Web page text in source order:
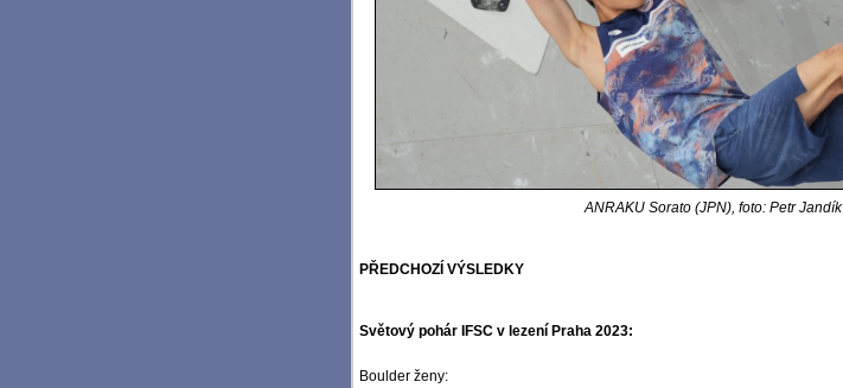
ANRAKU Sorato (JPN), foto: Petr Jandík
PŘEDCHOZÍ VÝSLEDKY
Světový pohár IFSC v lezení Praha 2023:
Boulder ženy: